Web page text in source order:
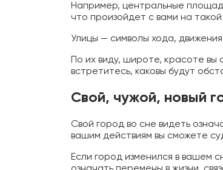
Например, центральные
что произойдет с вами на
Улицы — символы хода,
По их виду, широте, красоте вы
встретитесь, каковы будут
Свой, чужой, новый
Свой город во сне видеть
вашим действиям вы сможете
Если город изменился в вашем